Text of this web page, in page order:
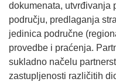
dokumenata, utvrđivanja
području, predlaganja
jedinica područne
provedbe i praćenja.
sukladno načelu
zastupljenosti različitih